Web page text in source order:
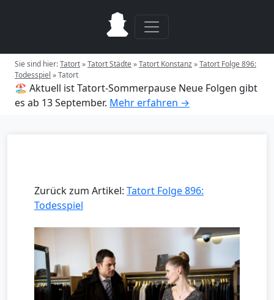
Sie sind hier:Tatort»Tatort Städte»Tatort Konstanz»Tatort Folge 896:
Todesspiel »Tatort
🏖️ Aktuell ist Tatort-Sommerpause Neue Folgen gibt
es ab 13 September. Mehr erfahren →
Zurück zum Artikel: Tatort Folge 896:
Todesspiel